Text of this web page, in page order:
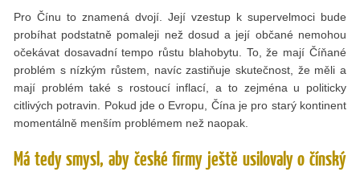
Pro Čínu to znamená dvojí. Její vzestup k supervelmoci bude
probíhat podstatně pomaleji než dosud a její občané nemohou
očekávat dosavadní tempo růstu blahobytu. To, že mají Číňané
problém s nízkým růstem, navíc zastiňuje skutečnost, že měli a
mají problém také s rostoucí inflací, a to zejména u politicky
citlivých potravin. Pokud jde o Evropu, Čína je pro starý kontinent
momentálně menším problémem než naopak.
Má tedy smysl, aby české firmy ještě usilovaly o čínský